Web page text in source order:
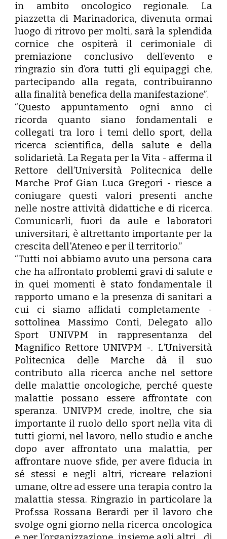
in ambito oncologico regionale. La
piazzetta di Marinadorica, divenuta ormai
luogo di ritrovo per molti, sarà la splendida
cornice che ospiterà il cerimoniale di
premiazione conclusivo dell’evento e
ringrazio sin d’ora tutti gli equipaggi che,
partecipando alla regata, contribuiranno
alla finalità benefica della manifestazione”.
“Questo appuntamento ogni anno ci
ricorda quanto siano fondamentali e
collegati tra loro i temi dello sport, della
ricerca scientifica, della salute e della
solidarietà. La Regata per la Vita - afferma il
Rettore dell’Università Politecnica delle
Marche Prof Gian Luca Gregori - riesce a
coniugare questi valori presenti anche
nelle nostre attività didattiche e di ricerca.
Comunicarli, fuori da aule e laboratori
universitari, è altrettanto importante per la
crescita dell'Ateneo e per il territorio.”
“Tutti noi abbiamo avuto una persona cara
che ha affrontato problemi gravi di salute e
in quei momenti è stato fondamentale il
rapporto umano e la presenza di sanitari a
cui ci siamo affidati completamente -
sottolinea Massimo Conti, Delegato allo
Sport UNIVPM in rappresentanza del
Magnifico Rettore UNIVPM -. L’Università
Politecnica delle Marche dà il suo
contributo alla ricerca anche nel settore
delle malattie oncologiche, perché queste
malattie possano essere affrontate con
speranza. UNIVPM crede, inoltre, che sia
importante il ruolo dello sport nella vita di
tutti giorni, nel lavoro, nello studio e anche
dopo aver affrontato una malattia, per
affrontare nuove sfide, per avere fiducia in
sé stessi e negli altri, ricreare relazioni
umane, oltre ad essere una terapia contro la
malattia stessa. Ringrazio in particolare la
Prof.ssa Rossana Berardi per il lavoro che
svolge ogni giorno nella ricerca oncologica